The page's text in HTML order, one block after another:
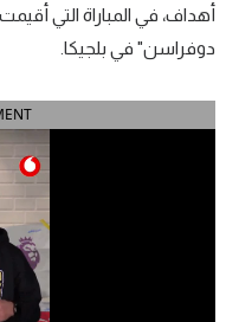
الدوري الإسباني
الدوري السعودي للمحترفين
أهداف، في المباراة التي
دوفراسن" في بلجيكا.